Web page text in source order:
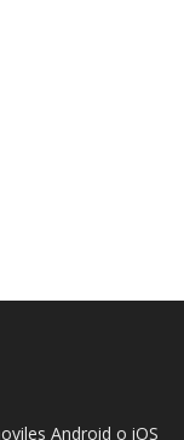
Android o iOS